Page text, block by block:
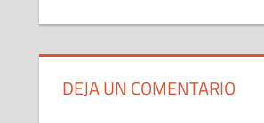
DEJA UN COMENTARIO